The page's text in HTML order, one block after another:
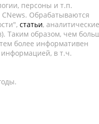
персоны и т.п.
CNews. Обрабатываются
статьи, аналитические
Таким образом, чем
более информативен
в т.ч.